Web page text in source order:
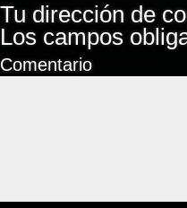
Tu dirección de
Los campos
Comentario